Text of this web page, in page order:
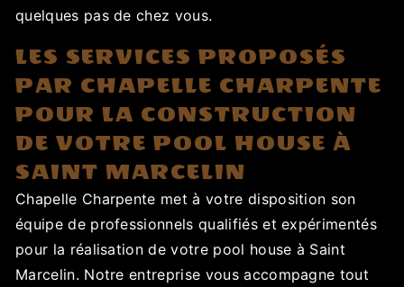
quelques pas de chez vous.
LES SERVICES PROPOSÉS
PAR CHAPELLE CHARPENTE
POUR LA CONSTRUCTION
DE VOTRE POOL HOUSE À
SAINT MARCELIN
Chapelle Charpente met à votre disposition son
équipe de professionnels qualifiés et expérimentés
pour la réalisation de votre pool house à Saint
Marcelin. Notre entreprise vous accompagne tout